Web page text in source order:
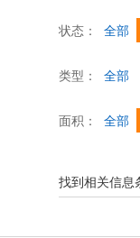
状态： 全部
类型： 全部
面积： 全部
找到相关信息